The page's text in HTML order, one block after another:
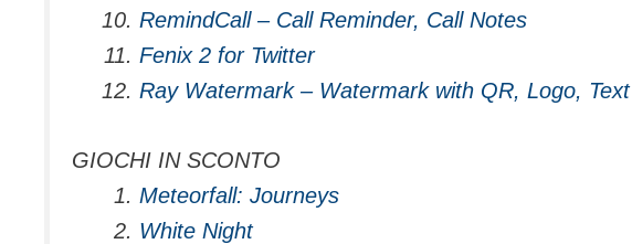
RemindCall – Call Reminder, Call Notes
Fenix 2 for Twitter
Ray Watermark – Watermark with QR, Logo, Text
GIOCHI IN SCONTO
Meteorfall: Journeys
White Night